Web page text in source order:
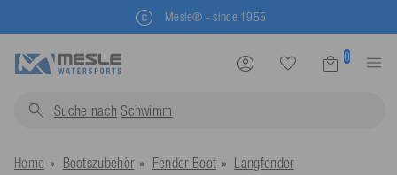
Mesle® - since 1955
0
Suche nach Schwimmwesten...
Home Bootszubehör Fender Boot Langfender